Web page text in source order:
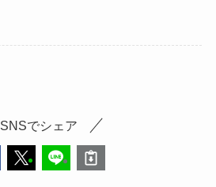
SNSでシェア